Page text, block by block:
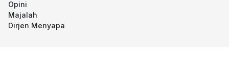
Opini
Majalah
Dirjen Menyapa